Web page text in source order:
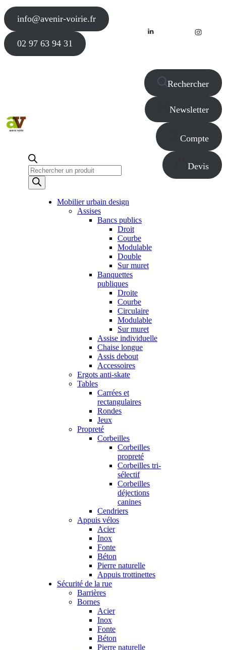
info@avenir-voirie.fr
02 97 63 94 31
Recherche
de
produits
Rechercher
Newsletter
Compte
Devis
Mobilier urbain design
Assises
Bancs publics
Droit
Courbe
Modulable
Double
Sur muret
Banquettes
publiques
Droite
Courbe
Circulaire
Modulable
Sur muret
Assise individuelle
Chaise longue
Assis debout
Accessoires
Ergots anti-skate
Tables
Carrées et
rectangulaires
Rondes
Jeux
Propreté
Corbeilles
Corbeilles
propreté
Corbeilles tri-
sélectif
Corbeilles
déjections
canines
Cendriers
Appuis vélos
Acier
Inox
Fonte
Béton
Pierre naturelle
Appuis trottinettes
Sécurité de la rue
Barrières
Bornes
Acier
Inox
Fonte
Béton
Pierre naturelle